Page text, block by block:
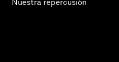
Nuestra repercusión